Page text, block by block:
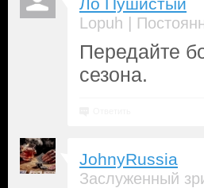
Ло Пушистый
Lopuh |
Передайте
сезона.
JohnyRussia
Заслуженный